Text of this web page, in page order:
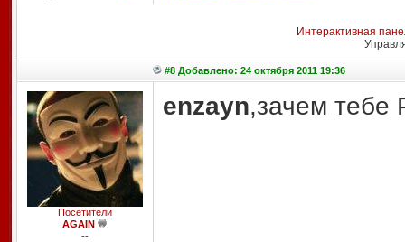
Интерактивная
#8 Добавлено: 24 октября 2011 19:36
Посетители
AGAIN
--
enzayn,зачем тебе